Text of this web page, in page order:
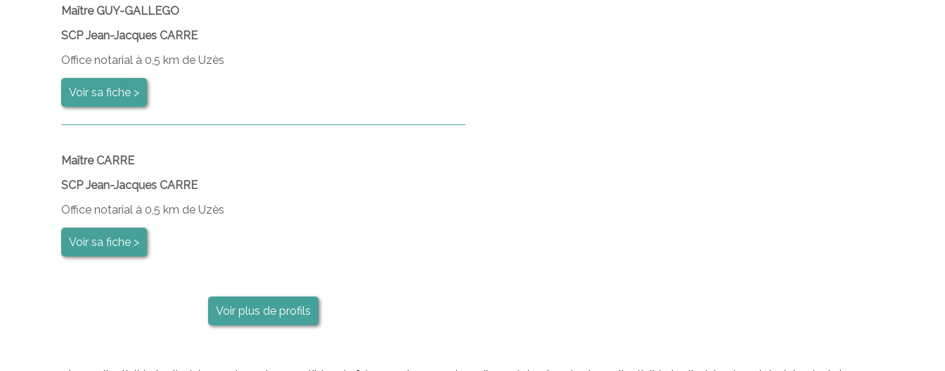
Maître GUY-GALLEGO
SCP Jean-Jacques CARRE
Office notarial à 0,5 km de Uzès
Voir sa fiche >
Maître CARRE
SCP Jean-Jacques CARRE
Office notarial à 0,5 km de Uzès
Voir sa fiche >
Voir plus de profils